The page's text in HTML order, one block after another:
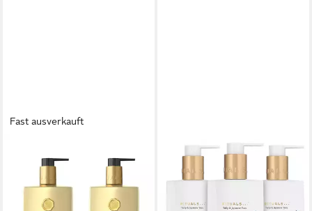
Fast ausverkauft
Flüssigseife Rituals Sweet
Jasmine Hand Wash 2er Set,
1-tlg., Praktisches 2er Set für
RITUALS
Amsterdam Collection